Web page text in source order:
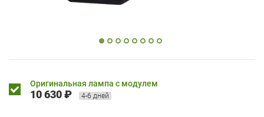
Оригинальная лампа с модулем
10 630 ₽ 4-6 дней